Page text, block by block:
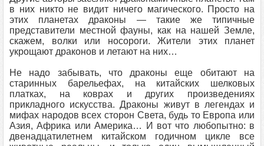
в них никто не видит ничего магического. Просто на
этих планетах драконы — такие же типичные
представители местной фауны, как на нашей Земле,
скажем, волки или носороги. Жители этих планет
укрощают драконов и летают на них…
Не надо забывать, что драконы еще обитают на
старинных барельефах, на китайских шелковых
платках, на коврах и других произведениях
прикладного искусства. Драконы живут в легендах и
мифах народов всех сторон Света, будь то Европа или
Азия, Африка или Америка… И вот что любопытно: в
двенадцатилетнем китайском годичном цикле все